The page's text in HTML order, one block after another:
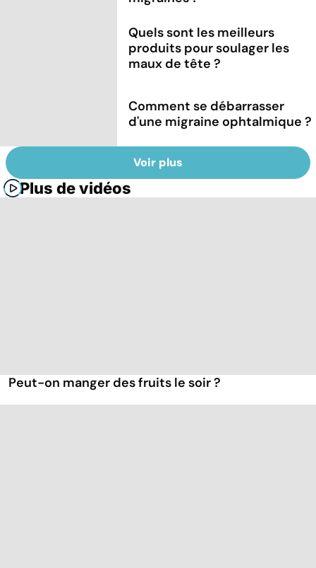
Quels sont les meilleurs
produits pour soulager les
maux de tête ?
Comment se débarrasser
d'une migraine ophtalmique ?
Voir plus
Plus de vidéos
Peut-on manger des fruits le soir ?